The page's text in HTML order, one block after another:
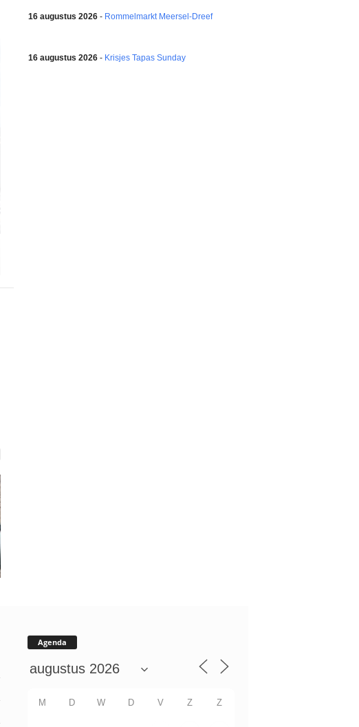
16 augustus 2026- Rommelmarkt Meersel-Dreef
16 augustus 2026- Krisjes Tapas Sunday
Agenda
M D W D V Z Z